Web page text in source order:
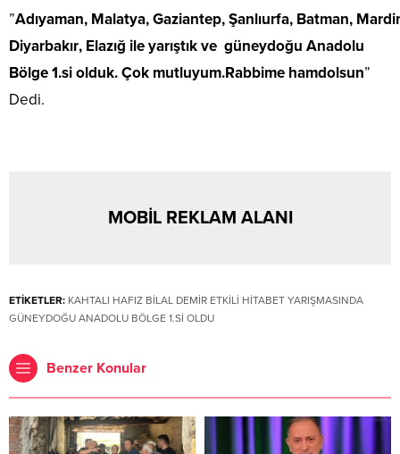
”Adıyaman‬, Malatya‬,Gaziantep‬,Şanlıurfa‬, Batman‬,
Diyarbakır‬, Elazığ‬ ile yarıştık ve güneydoğu Anadolu
Bölge 1.si olduk. Çok mutluyum.Rabbime hamdolsun”
Dedi.
MOBİL REKLAM ALANI
ETİKETLER: KAHTALI HAFIZ BİLAL DEMİR ETKİLİ HİTABET YARIŞMASINDA
GÜNEYDOĞU ANADOLU BÖLGE 1.Sİ OLDU
Benzer Konular